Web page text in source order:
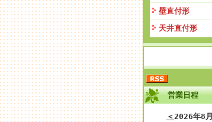
壁直付形
天井直付形
営業日程
＜2026年8月